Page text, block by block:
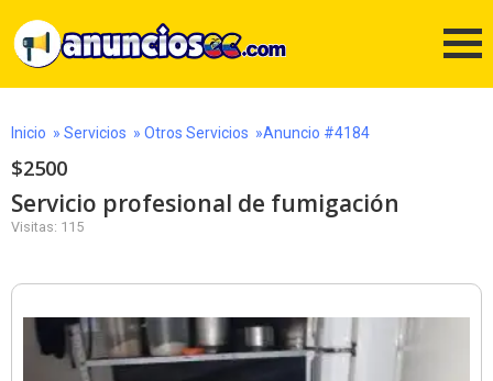
Inicio » Servicios » Otros Servicios »Anuncio #4184
$2500
Servicio profesional de fumigación
Visitas: 115